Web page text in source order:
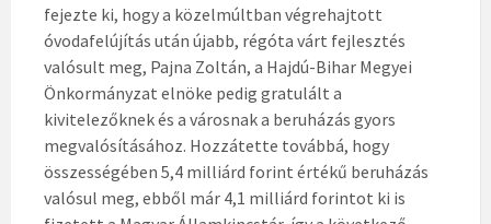
fejezte ki, hogy a közelmúltban végrehajtott
óvodafelújítás után újabb, régóta várt fejlesztés
valósult meg, Pajna Zoltán, a Hajdú-Bihar Megyei
Önkormányzat elnöke pedig gratulált a
kivitelezőknek és a városnak a beruházás gyors
megvalósításához. Hozzátette továbbá, hogy
összességében 5,4 milliárd forint értékű beruházás
valósul meg, ebből már 4,1 milliárd forintot ki is